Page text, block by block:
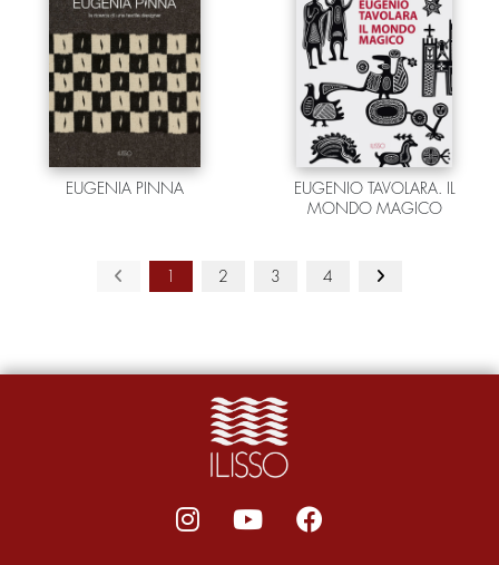
EUGENIA PINNA
EUGENIO TAVOLARA. IL
MONDO MAGICO
2 3 4